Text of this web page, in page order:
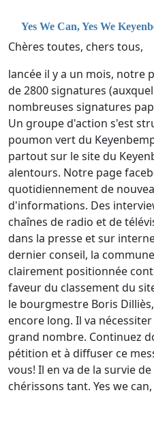
Yes We Can, Yes We
Chères toutes, chers tous,
lancée il y a un mois, notre
de 2800 signatures
nombreuses signatures
Un groupe d'action s'est
poumon vert du
partout sur le site du
alentours. Notre page
quotidiennement de
d'informations. Des
chaînes de radio et de
dans la presse et sur
dernier conseil, la
clairement positionnée
faveur du classement du
le bourgmestre Boris
encore long. Il va
grand nombre. Continuez
pétition et à diffuser ce
vous! Il en va de la survie
chérissons tant. Yes we